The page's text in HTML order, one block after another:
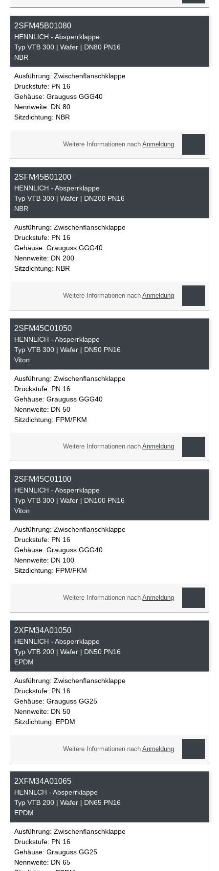
2SFM45B01080
HENNLICH - Absperrklappe
Typ VTB 300 | Wafer | DN80 PN16
NBR
Ausführung: Zwischenflanschklappe
Druckstufe: PN 16
Gehäuse: Grauguss GGG40
Nennweite: DN 80
Sitzdichtung: NBR
Weitere Informationen nachAnmeldung
2SFM45B01200
HENNLICH - Absperrklappe
Typ VTB 300 | Wafer | DN200 PN16
NBR
Ausführung: Zwischenflanschklappe
Druckstufe: PN 16
Gehäuse: Grauguss GGG40
Nennweite: DN 200
Sitzdichtung: NBR
Weitere Informationen nachAnmeldung
2SFM45C01050
HENNLICH - Absperrklappe
Typ VTB 300 | Wafer | DN50 PN16
Viton
Ausführung: Zwischenflanschklappe
Druckstufe: PN 16
Gehäuse: Grauguss GGG40
Nennweite: DN 50
Sitzdichtung: FPM/FKM
Weitere Informationen nachAnmeldung
2SFM45C01100
HENNLICH - Absperrklappe
Typ VTB 300 | Wafer | DN100 PN16
Viton
Ausführung: Zwischenflanschklappe
Druckstufe: PN 16
Gehäuse: Grauguss GGG40
Nennweite: DN 100
Sitzdichtung: FPM/FKM
Weitere Informationen nachAnmeldung
2XFM34A01050
HENNLICH - Absperrklappe
Typ VTB 200 | Wafer | DN50 PN16
EPDM
Ausführung: Zwischenflanschklappe
Druckstufe: PN 16
Gehäuse: Grauguss GG25
Nennweite: DN 50
Sitzdichtung: EPDM
Weitere Informationen nachAnmeldung
2XFM34A01065
HENNLCH - Absperrklappe
Typ VTB 200 | Wafer | DN65 PN16
EPDM
Ausführung: Zwischenflanschklappe
Druckstufe: PN 16
Gehäuse: Grauguss GG25
Nennweite: DN 65